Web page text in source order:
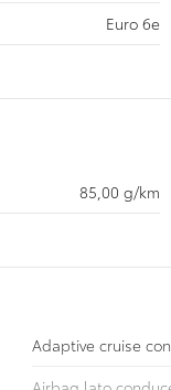
Euro 6e
85,00 g/km
Adaptive cruise